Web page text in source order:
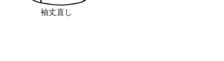
袖丈直し